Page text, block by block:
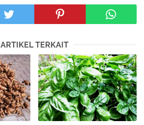
ARTIKEL TERKAIT